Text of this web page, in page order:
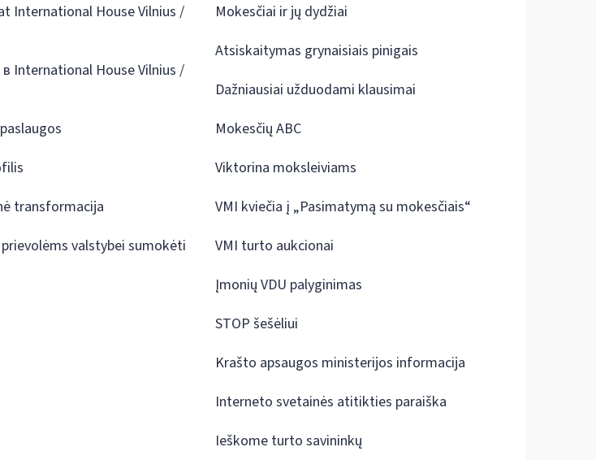
International House Vilnius /
International House Vilnius /
transformacija
valstybei sumokėti
Mokesčiai ir jų dydžiai
Atsiskaitymas grynaisiais pinigais
Dažniausiai užduodami klausimai
Mokesčių ABC
Viktorina moksleiviams
VMI kviečia į „Pasimatymą su mokesčiais“
VMI turto aukcionai
Įmonių VDU palyginimas
STOP šešėliui
Krašto apsaugos ministerijos informacija
Interneto svetainės atitikties paraiška
Ieškome turto savininkų